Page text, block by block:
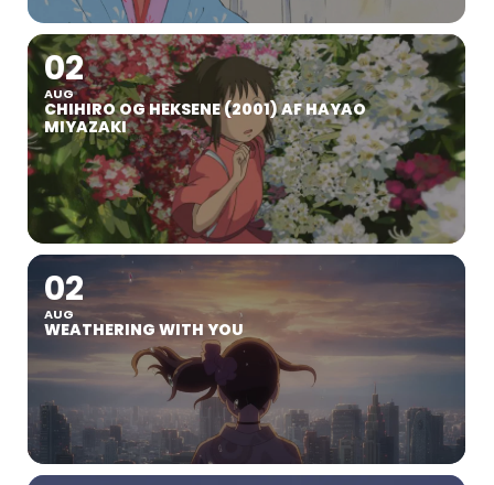
02
AUG
CHIHIRO OG HEKSENE (2001) AF HAYAO
MIYAZAKI
02
AUG
WEATHERING WITH YOU